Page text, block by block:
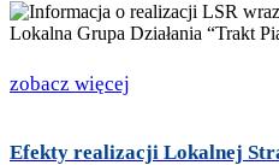
zobacz więcej
Efekty realizacji Lokalnej